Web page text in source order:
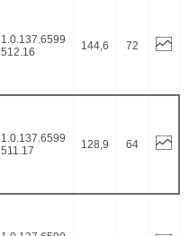
1.0.137.6599
512.16
144,6 72
1.0.137.6599
511.17
128,9 64